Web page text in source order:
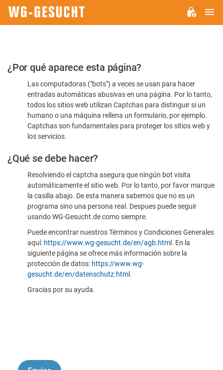
Por
favor,
confirme
humano
¿Por qué aparece esta página?
Las computadoras ("bots") a veces se usan para hacer
entradas automáticas abusivas en una página. Por lo tanto,
todos los sitios web utilizan Captchas para distinguir si un
humano o una máquina rellena un formulario, por ejemplo.
Captchas son fundamentales para proteger los sitios web y
los servicios.
¿Qué se debe hacer?
Resolviendo el captcha asegura que ningún bot visita
automáticamente el sitio web. Por lo tanto, por favor marque
la casilla abajo. De esta manera sabemos que no es un
programa sino una persona real. Despues puede seguir
usando WG-Gesucht.de como siempre.
Puede encontrar nuestros Términos y Condiciones Generales
aquí: https://www.wg-gesucht.de/en/agb.html . En la
siguiente página se ofrece más información sobre la
protección de datos: https://www.wg-
gesucht.de/en/datenschutz.html .
Gracias por su ayuda.